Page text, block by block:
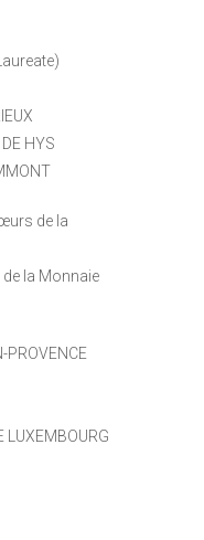
HYS
de la
la Monnaie
PROVENCE
LUXEMBOURG